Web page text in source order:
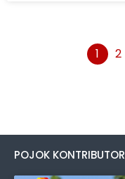
1 2
POJOK KONTRIBUTOR